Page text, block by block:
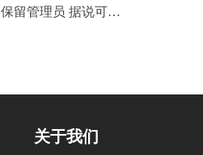
保留管理员 据说可…
关于我们